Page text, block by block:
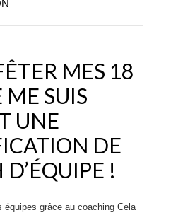
MES 18
ME SUIS
UNE
DE
!
équipes grâce au coaching Cela